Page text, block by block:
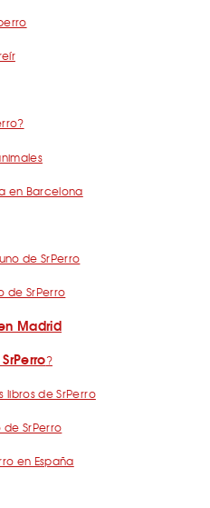
en Barcelona
de SrPerro
de SrPerro
Madrid
?
de SrPerro
SrPerro
en España